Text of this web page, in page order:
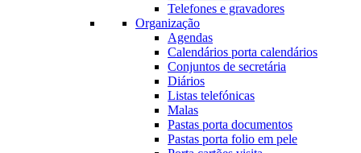
Telefones e gravadores
Organização
Agendas
Calendários porta calendários
Conjuntos de secretária
Diários
Listas telefónicas
Malas
Pastas porta documentos
Pastas porta folio em pele